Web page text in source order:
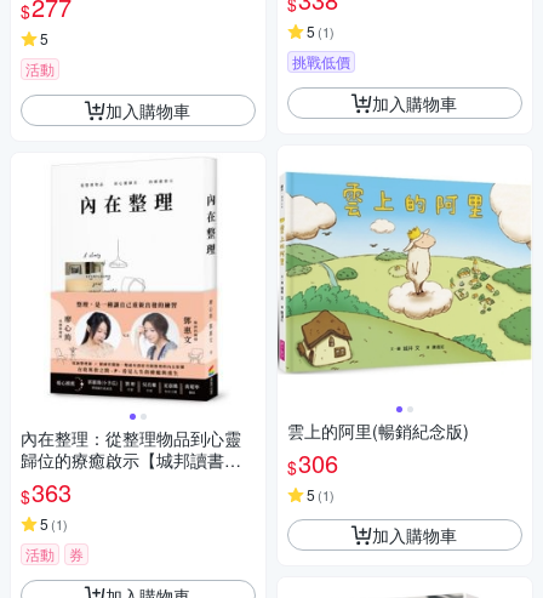
$277
5
活動
加入購物車
內在整理：從整理物品到心靈
歸位的療癒啟示【城邦讀書花
園】
$363
5 (1)
活動 券
含解析）(13版)
5 (1)
挑戰低價
加入購物車
雲上的阿里(暢銷紀念版)
$306
5 (1)
加入購物車